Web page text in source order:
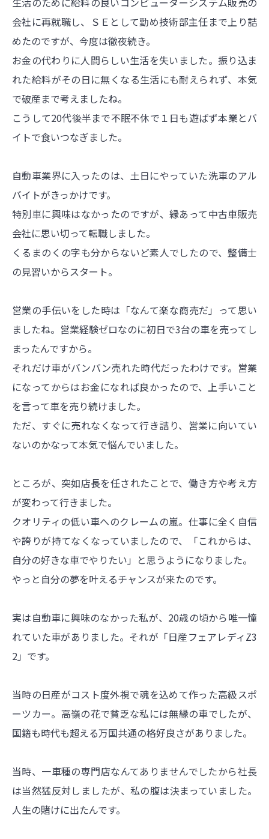
会社に再就職し、ＳＥとして勤め技術部主任まで上り詰
めたのですが、今度は徹夜続き。
お金の代わりに人間らしい生活を失いました。振り込ま
れた給料がその日に無くなる生活にも耐えられず、本気
で破産まで考えましたね。
こうして20代後半まで不眠不休で１日も遊ばず本業とバ
イトで食いつなぎました。
自動車業界に入ったのは、土日にやっていた洗車のアル
バイトがきっかけです。
特別車に興味はなかったのですが、縁あって中古車販売
会社に思い切って転職しました。
くるまのくの字も分からないど素人でしたので、整備士
の見習いからスタート。
営業の手伝いをした時は「なんて楽な商売だ」って思い
ましたね。営業経験ゼロなのに初日で3台の車を売ってし
まったんですから。
それだけ車がバンバン売れた時代だったわけです。営業
になってからはお金になれば良かったので、上手いこと
を言って車を売り続けました。
ただ、すぐに売れなくなって行き詰り、営業に向いてい
ないのかなって本気で悩んでいました。
ところが、突如店長を任されたことで、働き方や考え方
が変わって行きました。
クオリティの低い車へのクレームの嵐。仕事に全く自信
や誇りが持てなくなっていましたので、「これからは、
自分の好きな車でやりたい」と思うようになりました。
やっと自分の夢を叶えるチャンスが来たのです。
実は自動車に興味のなかった私が、20歳の頃から唯一憧
れていた車がありました。それが「日産フェアレディZ3
2」です。
当時の日産がコスト度外視で魂を込めて作った高級スポ
ーツカー。高嶺の花で貧乏な私には無縁の車でしたが、
国籍も時代も超える万国共通の格好良さがありました。
当時、一車種の専門店なんてありませんでしたから社長
は当然猛反対しましたが、私の腹は決まっていました。
人生の賭けに出たんです。